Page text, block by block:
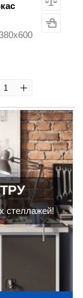
стеллажей!